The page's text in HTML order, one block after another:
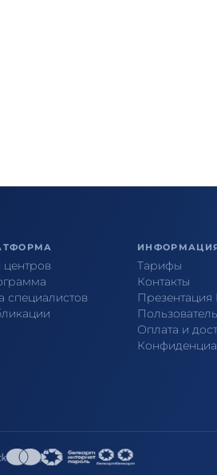
специалистов
Тарифы
Контакты
Презентация
Оплата и